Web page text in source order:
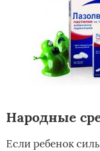
Народные
Если ребенок